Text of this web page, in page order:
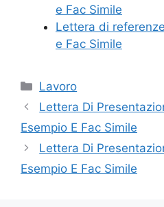
e Fac Simile
Lettera di
e Fac Simile
Categorie
Lavoro
Lettera Di
Esempio E Fac Simile
Lettera Di
Esempio E Fac Simile